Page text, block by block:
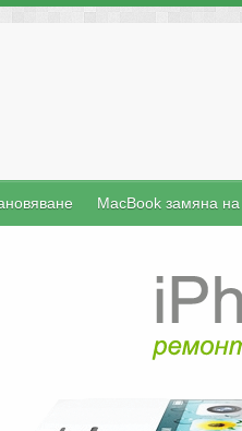
MacBook замяна на